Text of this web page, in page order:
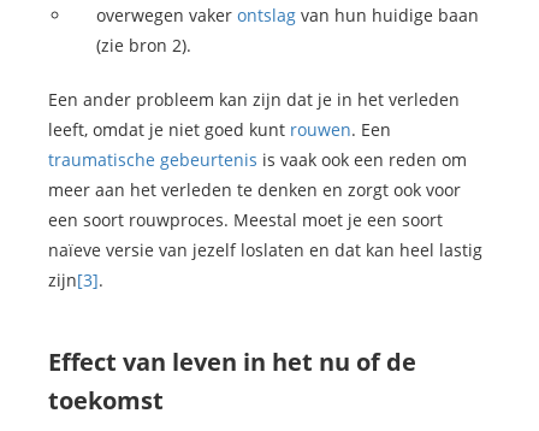
overwegen vakerontslag van hun huidige baan
(zie bron 2).
Een ander probleem kan zijn dat je in het verleden
leeft, omdat je niet goed kunt rouwen. Een
traumatische gebeurtenis is vaak ook een reden om
meer aan het verleden te denken en zorgt ook voor
een soort rouwproces. Meestal moet je een soort
naïeve versie van jezelf loslaten en dat kan heel lastig
zijn[3].
Effect van leven in het nu of de
toekomst